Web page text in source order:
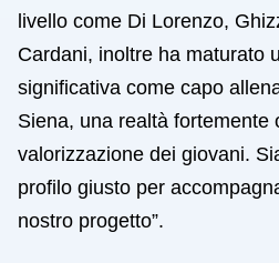
livello come Di Lorenzo,
Cardani, inoltre ha maturato
significativa come capo
Siena, una realtà fortemente
valorizzazione dei giovani.
profilo giusto per
nostro progetto”.